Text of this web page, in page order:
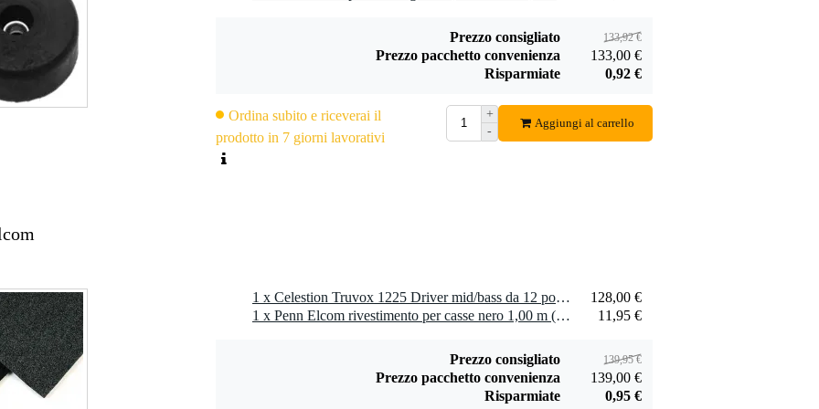
/ 0,37 pollici
mm / 0,56 pollici
pollici
pollici
pollici
mm / 0,25 pollici Ø
mm / 11,6 pollici
Penn Elcom
Prezzo consigliato 133,92 €
Prezzo pacchetto convenienza
133,00 €
Risparmiate
0,92 €
Ordina subito e riceverai il
prodotto in 7 giorni lavorativi
+
-
Aggiungi al carrello
1 x Celestion Truvox 1225 Driver mid/bass da 12 pollici per cassa acustica, 8 Ohm
128,00 €
1 x Penn Elcom rivestimento per casse nero 1,00 m (largo 1,83 m)
11,95 €
Prezzo consigliato 139,95 €
Prezzo pacchetto convenienza
139,00 €
Risparmiate
0,95 €